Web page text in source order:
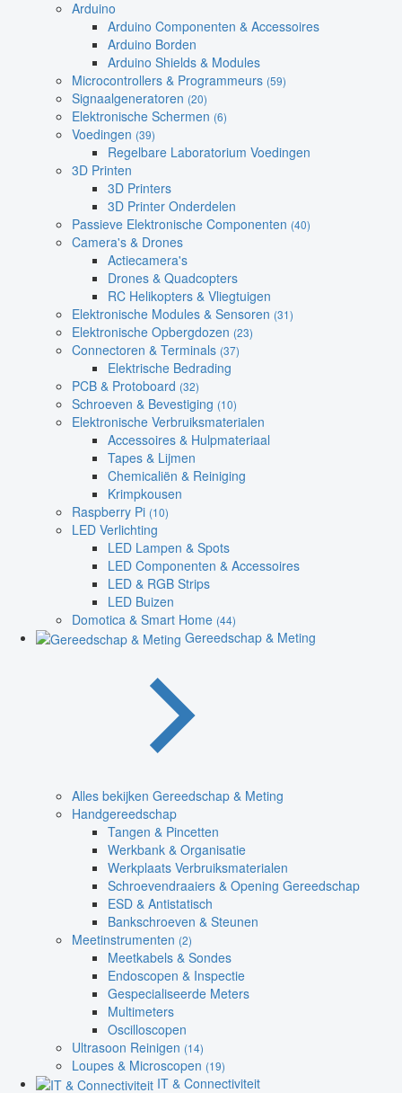
Arduino
Arduino Componenten & Accessoires
Arduino Borden
Arduino Shields & Modules
Microcontrollers & Programmeurs (59)
Signaalgeneratoren (20)
Elektronische Schermen (6)
Voedingen (39)
Regelbare Laboratorium Voedingen
3D Printen
3D Printers
3D Printer Onderdelen
Passieve Elektronische Componenten (40)
Camera's & Drones
Actiecamera's
Drones & Quadcopters
RC Helikopters & Vliegtuigen
Elektronische Modules & Sensoren (31)
Elektronische Opbergdozen (23)
Connectoren & Terminals (37)
Elektrische Bedrading
PCB & Protoboard (32)
Schroeven & Bevestiging (10)
Elektronische Verbruiksmaterialen
Accessoires & Hulpmateriaal
Tapes & Lijmen
Chemicaliën & Reiniging
Krimpkousen
Raspberry Pi (10)
LED Verlichting
LED Lampen & Spots
LED Componenten & Accessoires
LED & RGB Strips
LED Buizen
Domotica & Smart Home (44)
Gereedschap & Meting
Alles bekijken Gereedschap & Meting
Handgereedschap
Tangen & Pincetten
Werkbank & Organisatie
Werkplaats Verbruiksmaterialen
Schroevendraaiers & Opening Gereedschap
ESD & Antistatisch
Bankschroeven & Steunen
Meetinstrumenten (2)
Meetkabels & Sondes
Endoscopen & Inspectie
Gespecialiseerde Meters
Multimeters
Oscilloscopen
Ultrasoon Reinigen (14)
Loupes & Microscopen (19)
IT & Connectiviteit